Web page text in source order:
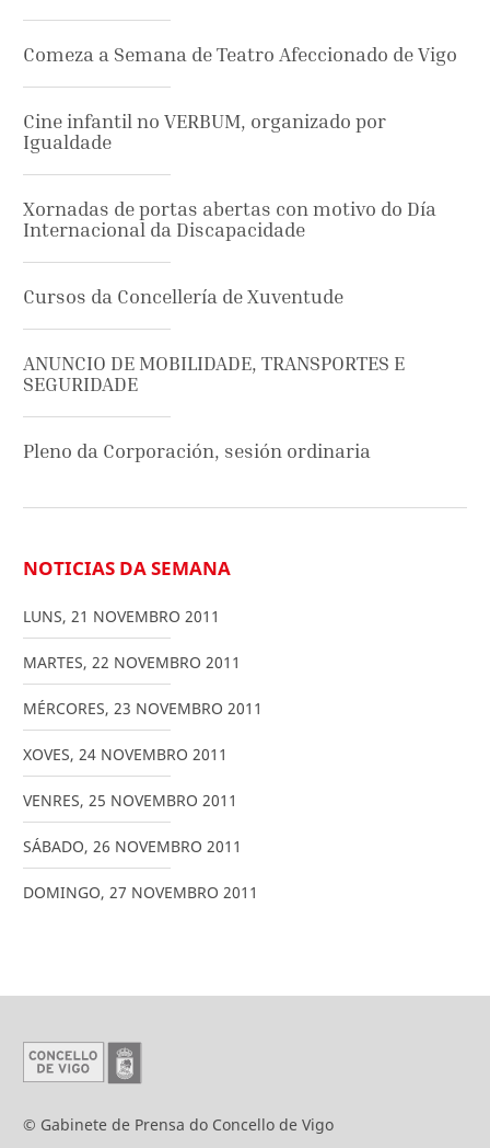
Comeza a Semana de Teatro Afeccionado de Vigo
Cine infantil no VERBUM, organizado por
Igualdade
Xornadas de portas abertas con motivo do Día
Internacional da Discapacidade
Cursos da Concellería de Xuventude
ANUNCIO DE MOBILIDADE, TRANSPORTES E
SEGURIDADE
Pleno da Corporación, sesión ordinaria
NOTICIAS DA SEMANA
LUNS, 21 NOVEMBRO 2011
MARTES, 22 NOVEMBRO 2011
MÉRCORES, 23 NOVEMBRO 2011
XOVES, 24 NOVEMBRO 2011
VENRES, 25 NOVEMBRO 2011
SÁBADO, 26 NOVEMBRO 2011
DOMINGO, 27 NOVEMBRO 2011
© Gabinete de Prensa do Concello de Vigo